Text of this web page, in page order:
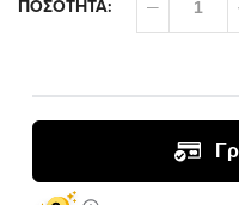
ΠΟΣΟΤΗΤΑ: